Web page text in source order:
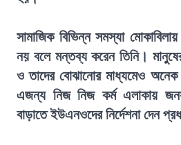
সামাজিক বিভিন্ন সমস্যা
নয় বলে মন্তব্য করেন তিনি।
ও তাদের বোঝানোর মাধ্যমেও
এজন্য নিজ নিজ কর্ম এলাকায়
বাড়াতে ইউএনওদের নির্দেশনা দেন